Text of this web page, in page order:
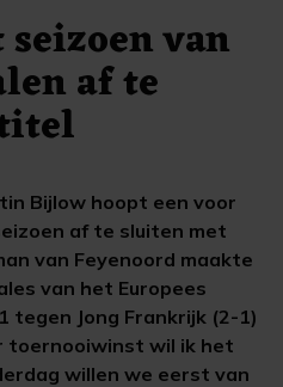
van
af te
Bijlow hoopt een voor
af te sluiten met
van Feyenoord maakte
van het Europees
tegen Jong Frankrijk (2-1)
toernooiwinst wil ik het
willen we eerst van